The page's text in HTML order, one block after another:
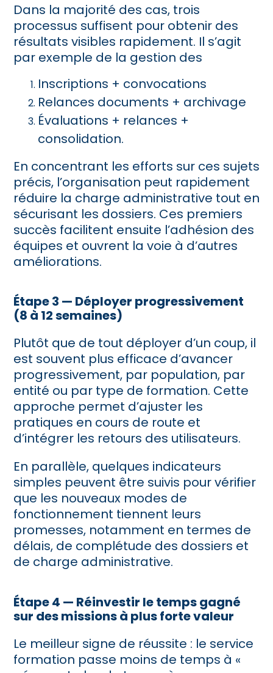
Dans la majorité des cas, trois
processus suffisent pour obtenir des
résultats visibles rapidement. Il s’agit
par exemple de la gestion des
Inscriptions + convocations
Relances documents + archivage
Évaluations + relances +
consolidation.
En concentrant les efforts sur ces sujets
précis, l’organisation peut rapidement
réduire la charge administrative tout en
sécurisant les dossiers. Ces premiers
succès facilitent ensuite l’adhésion des
équipes et ouvrent la voie à d’autres
améliorations.
Étape 3 — Déployer progressivement
(8 à 12 semaines)
Plutôt que de tout déployer d’un coup, il
est souvent plus efficace d’avancer
progressivement, par population, par
entité ou par type de formation. Cette
approche permet d’ajuster les
pratiques en cours de route et
d’intégrer les retours des utilisateurs.
En parallèle, quelques indicateurs
simples peuvent être suivis pour vérifier
que les nouveaux modes de
fonctionnement tiennent leurs
promesses, notamment en termes de
délais, de complétude des dossiers et
de charge administrative.
Étape 4 — Réinvestir le temps gagné
sur des missions à plus forte valeur
Le meilleur signe de réussite : le service
formation passe moins de temps à «